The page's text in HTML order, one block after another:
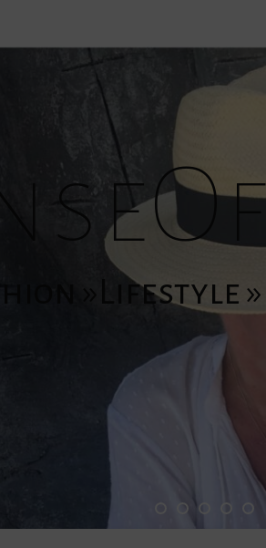
»Lifestyle